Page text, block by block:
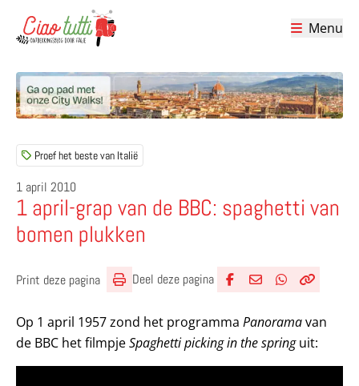
Menu
Proef het beste van Italië
1 april 2010
1 april-grap van de BBC: spaghetti van
bomen plukken
Print deze pagina Deel deze pagina
Op 1 april 1957 zond het programma Panoramavan
de BBC het filmpjeSpaghetti picking in the springuit: